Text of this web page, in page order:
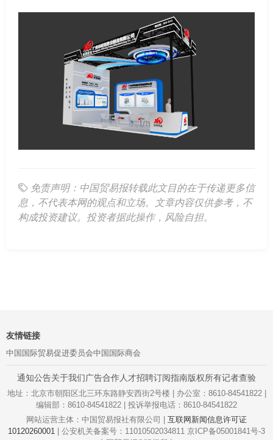
免责声明：中国贸易报转载此文目的在于传递更多信
息，不代表本网的观点和立场。文章内容仅供参考，不
构成投资建议。投资者据此操作，风险自担。
友情链接
中国国际贸易促进委员会中国国际商会
通知公告关于我们广告合作人才招聘订阅指南版权所有记者查验
地址：北京市朝阳区北三环东路静安西街2号楼 | 办公室：8610-84541822 |
编辑部：8610-84541822 | 投诉举报电话：8610-84541822
网站运营主体：中国贸易报社有限公司 | 互联网新闻信息许可证
10120260001
| 公安机关备案号：11010502034811 京ICP备05001841号-3